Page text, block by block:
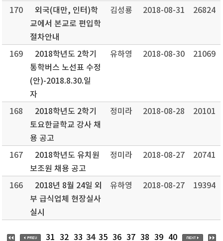
170
외국(대만, 인터)학
교에서 본교로 편입학
절차안내
김성룡 2018-08-31 26824
169
2018학년도 2학기
통학버스 노선표 수정
(안)-2018.8.30.일
자
유하영 2018-08-30 21069
168
2018학년도 2학기
토요한글학교 강사 채
용 공고
정미라 2018-08-28 20101
167
2018학년도 유치원
보조원 채용 공고
정미라 2018-08-27 20741
166
2018년 8월 24일 외
부 급식업체 현장실사
실시
유하영 2018-08-27 19394
31 32 33 34 35 36 37 38 39 40